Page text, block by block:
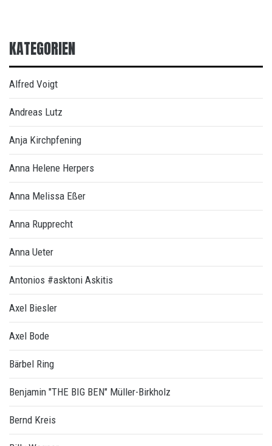
KATEGORIEN
Alfred Voigt
Andreas Lutz
Anja Kirchpfening
Anna Helene Herpers
Anna Melissa Eßer
Anna Rupprecht
Anna Ueter
Antonios #asktoni Askitis
Axel Biesler
Axel Bode
Bärbel Ring
Benjamin "THE BIG BEN" Müller-Birkholz
Bernd Kreis